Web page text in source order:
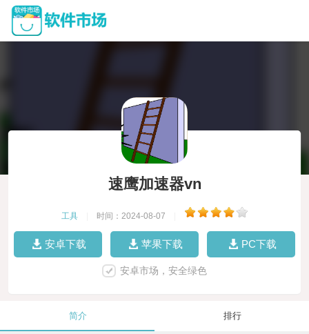
速鹰加速器vn
工具 时间：2024-08-07
安卓下载 苹果下载 PC下载
安卓市场，安全绿色
简介 排行